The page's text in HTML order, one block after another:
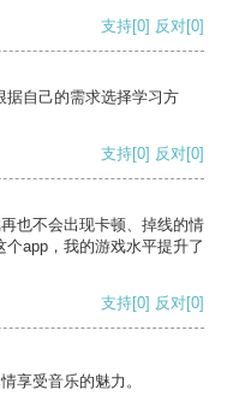
支持[0] 反对[0]
据自己的需求选择学习方
支持[0] 反对[0]
也不会出现卡顿、掉线的情
app，我的游戏水平提升了
支持[0] 反对[0]
享受音乐的魅力。